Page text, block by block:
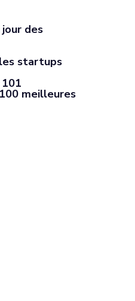
des
startups
meilleures